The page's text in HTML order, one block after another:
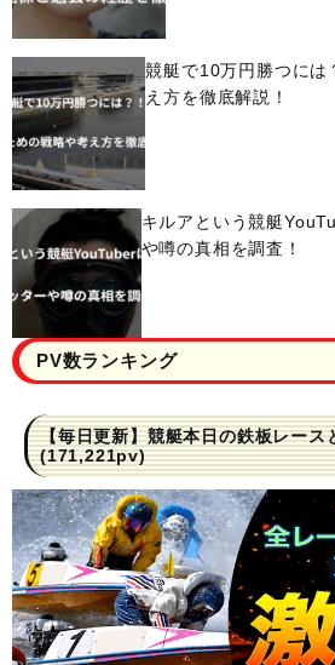
競艇で10万円勝つには
え方を徹底解説！
キルアという競艇
や噂の真相を調査！
PV数ランキング
【毎日更新】競艇本日の鉄板レース
(171,221pv)